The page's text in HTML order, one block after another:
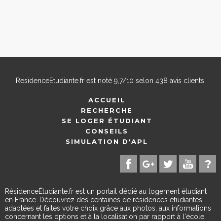
ResidenceEtudiante.frest noté 9,7/10 selon 438 avis clients.
ACCUEIL
RECHERCHE
SE LOGER ÉTUDIANT
CONSEILS
SIMULATION D'APL
RésidenceÉtudiante.fr est un portail dédié au logement étudiant
en France. Découvrez des centaines de résidences étudiantes
adaptées et faites votre choix grâce aux photos, aux informations
concernant les options et à la localisation par rapport à l'école.